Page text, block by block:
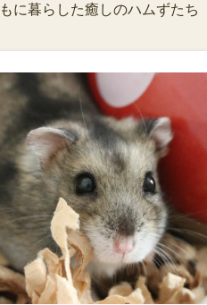
に暮らした癒しのハムずたち